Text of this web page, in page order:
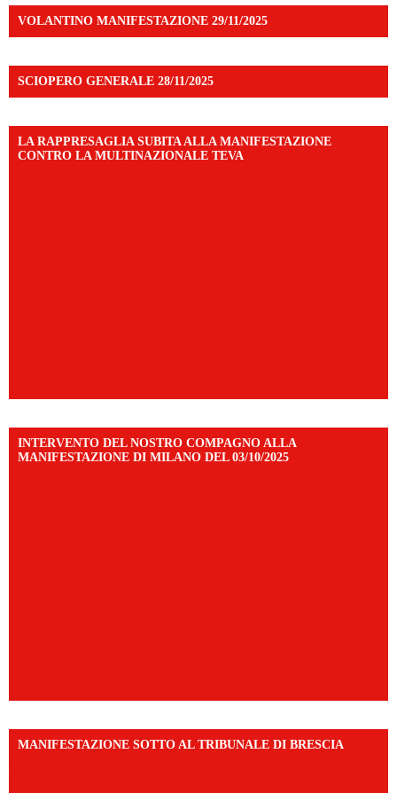
VOLANTINO MANIFESTAZIONE 29/11/2025
SCIOPERO GENERALE 28/11/2025
LA RAPPRESAGLIA SUBITA ALLA MANIFESTAZIONE
CONTRO LA MULTINAZIONALE TEVA
INTERVENTO DEL NOSTRO COMPAGNO ALLA
MANIFESTAZIONE DI MILANO DEL 03/10/2025
MANIFESTAZIONE SOTTO AL TRIBUNALE DI BRESCIA